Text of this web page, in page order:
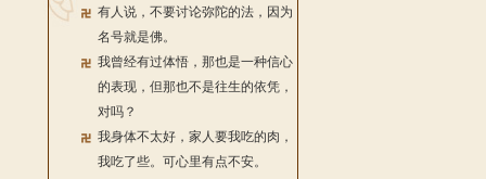
有人说，不要讨论弥陀的法，因为
名号就是佛。
我曾经有过体悟，那也是一种信心
的表现，但那也不是往生的依凭，
对吗？
我身体不太好，家人要我吃的肉，
我吃了些。可心里有点不安。